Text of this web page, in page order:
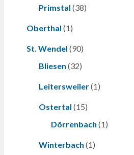
Primstal (38)
Oberthal (1)
St. Wendel (90)
Bliesen (32)
Leitersweiler(1)
Ostertal (15)
Dörrenbach (1)
Winterbach (1)